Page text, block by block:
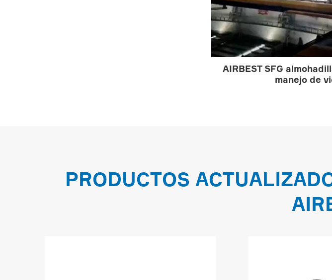
AIRBEST SFG
manejo de
PRODUCTOS